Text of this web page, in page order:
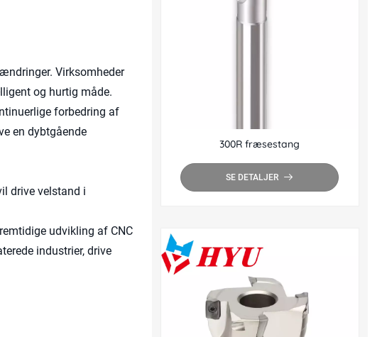
Virksomheder
og hurtig måde.
forbedring af
en dybtgående
drive velstand i
udvikling af CNC
industrier, drive
300R fræsestang
SE DETALJER